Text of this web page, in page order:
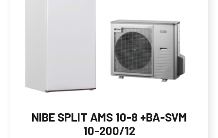
NIBE SPLIT AMS 10-8 +BA-SVM
10-200/12